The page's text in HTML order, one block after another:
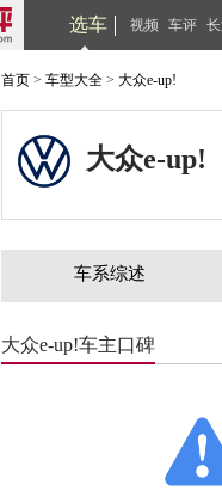
选车 视频 车评
首页 > 车型大全 > 大众e-up!
大众e-up!
车系综述
大众e-up!车主口碑